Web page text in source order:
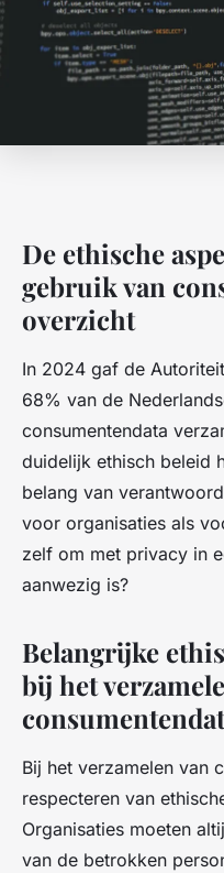
De ethische
gebruik van
overzicht
In 2024 gaf de
68% van de
consumentendata
duidelijk ethisch beleid
belang van
voor organisaties als
zelf om met privacy in
aanwezig is?
Belangrijke
bij het
Bij het verzamelen van
respecteren van
Organisaties moeten
van de betrokken